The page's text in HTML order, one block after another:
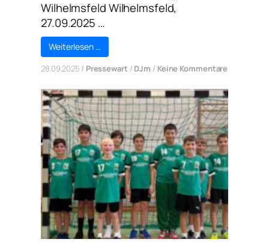
Wilhelmsfeld Wilhelmsfeld,
27.09.2025 …
Weiterlesen …
28.09.2025 / Pressewart / DJm / Keine Kommentarezu
Leimen
schlägt